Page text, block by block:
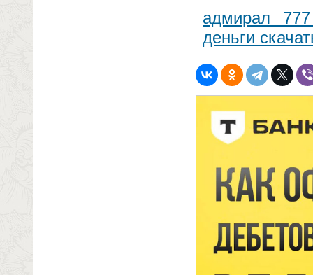
адмирал
деньги